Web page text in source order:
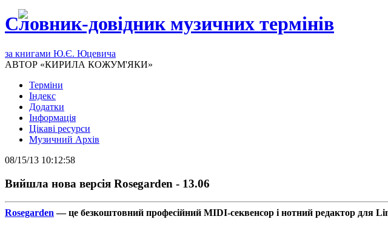
Словник-довідник музичних термінів
за книгами Ю.Є. Юцевича
АВТОР «КИРИЛА КОЖУМ'ЯКИ»
Терміни
Індекс
Додатки
Інформація
Цікаві ресурси
Музичний Архів
08/15/13 10:12:58
Вийшла нова версія Rosegarden - 13.06
Rosegarden — це безкоштовний професійний MIDI-секвенсор і нотний редактор для